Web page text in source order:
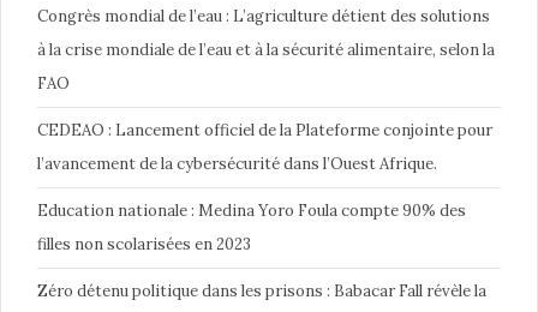
Congrès mondial de l’eau : L’agriculture détient des solutions
à la crise mondiale de l’eau et à la sécurité alimentaire, selon la
FAO
CEDEAO : Lancement officiel de la Plateforme conjointe pour
l’avancement de la cybersécurité dans l’Ouest Afrique.
Education nationale : Medina Yoro Foula compte 90% des
filles non scolarisées en 2023
Zéro détenu politique dans les prisons : Babacar Fall révèle la